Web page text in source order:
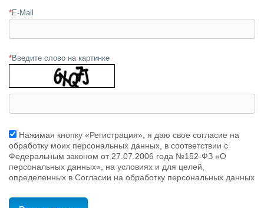
*E-Mail
*Введите слово на картинке
Нажимая кнопку «Регистрация», я даю свое согласие на
обработку моих персональных данных, в соответствии с
Федеральным законом от 27.07.2006 года №152-ФЗ «О
персональных данных», на условиях и для целей,
определенных в Согласии на обработку персональных данных